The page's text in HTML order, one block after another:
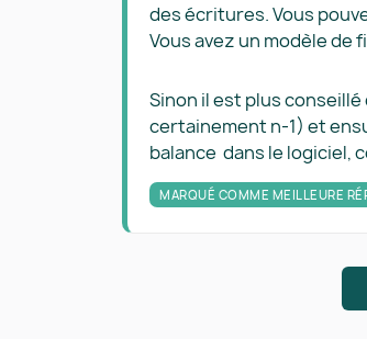
des écritures. Vous
Vous avez un modèle de
Sinon il est plus conseillé
certainement n-1) et
balance dans le logiciel,
MARQUÉ COMME MEILLEURE